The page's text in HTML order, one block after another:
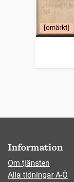
[omärkt]
Information
Om tjänsten
Alla tidningar A-Ö